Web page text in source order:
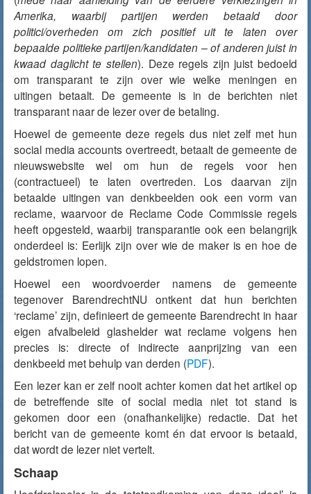
Amerika, waarbij partijen werden betaald door
politici/overheden om zich positief uit te laten over
bepaalde politieke partijen/kandidaten – of anderen juist in
kwaad daglicht te stellen). Deze regels zijn juist bedoeld
om transparant te zijn over wie welke meningen en
uitingen betaalt. De gemeente is in de berichten niet
transparant naar de lezer over de betaling.
Hoewel de gemeente deze regels dus niet zelf met hun
social media accounts overtreedt, betaalt de gemeente de
nieuwswebsite wel om hun de regels voor hen
(contractueel) te laten overtreden. Los daarvan zijn
betaalde uitingen van denkbeelden ook een vorm van
reclame, waarvoor de Reclame Code Commissie regels
heeft opgesteld, waarbij transparantie ook een belangrijk
onderdeel is: Eerlijk zijn over wie de maker is en hoe de
geldstromen lopen.
Hoewel een woordvoerder namens de gemeente
tegenover BarendrechtNU ontkent dat hun berichten
‘reclame’ zijn, definieert de gemeente Barendrecht in haar
eigen afvalbeleid glashelder wat reclame volgens hen
precies is: directe of indirecte aanprijzing van een
denkbeeld met behulp van derden (PDF).
Een lezer kan er zelf nooit achter komen dat het artikel op
de betreffende site of social media niet tot stand is
gekomen door een (onafhankelijke) redactie. Dat het
bericht van de gemeente komt én dat ervoor is betaald,
dat wordt de lezer niet vertelt.
Schaap